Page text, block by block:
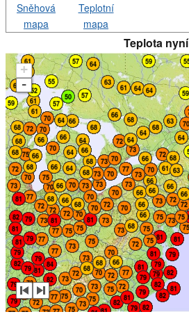
Sněhová
mapa
Teplotní
mapa
Teplota nyní
+
-